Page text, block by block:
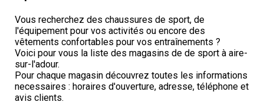
Vous recherchez des chaussures de sport, de
l'équipement pour vos activités ou encore des
vêtements confortables pour vos entraînements ?
Voici pour vous la liste des magasins de de sport à aire-
sur-l'adour.
Pour chaque magasin découvrez toutes les informations
necessaires : horaires d'ouverture, adresse, téléphone et
avis clients.